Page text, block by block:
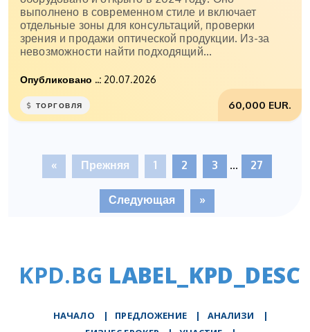
выполнено в современном стиле и включает
отдельные зоны для консультаций, проверки
зрения и продажи оптической продукции. Из-за
невозможности найти подходящий...
Опубликовано ..: 20.07.2026
60,000 EUR.
ТОРГОВЛЯ
« Прежняя 1 2 3 ... 27
Следующая »
KPD.BG LABEL_KPD_DESC
НАЧАЛО | ПРЕДЛОЖЕНИЕ | АНАЛИЗИ
|